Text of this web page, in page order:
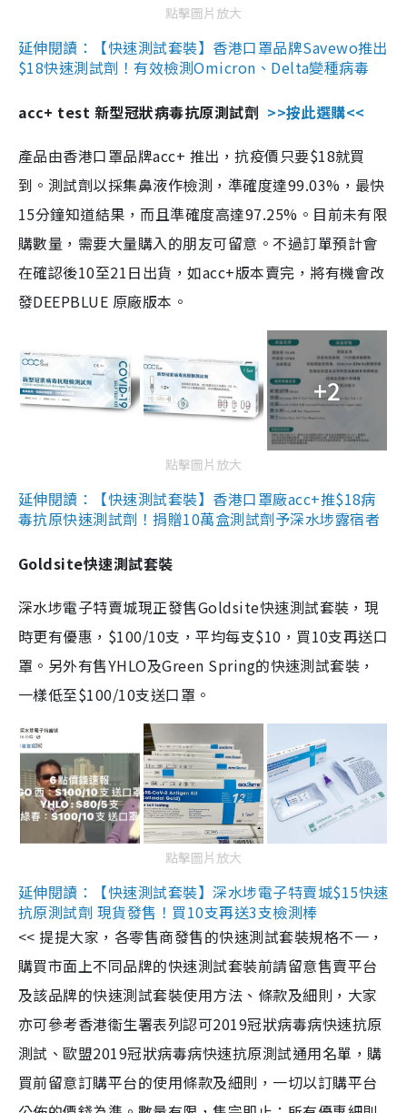
點擊圖片放大
延伸閱讀：【快速測試套裝】香港口罩品牌Savewo推出
$18快速測試劑！有效檢測Omicron、Delta變種病毒
acc+ test 新型冠狀病毒抗原測試劑 >>按此選購<<
產品由香港口罩品牌acc+ 推出，抗疫價只要$18就買
到。測試劑以採集鼻液作檢測，準確度達99.03%，最快
15分鐘知道結果，而且準確度高達97.25%。目前未有限
購數量，需要大量購入的朋友可留意。不過訂單預計會
在確認後10至21日出貨，如acc+版本賣完，將有機會改
發DEEPBLUE 原廠版本。
+2
點擊圖片放大
延伸閱讀：【快速測試套裝】香港口罩廠acc+推$18病
毒抗原快速測試劑！捐贈10萬盒測試劑予深水埗露宿者
Goldsite快速測試套裝
深水埗電子特賣城現正發售Goldsite快速測試套裝，現
時更有優惠，$100/10支，平均每支$10，買10支再送口
罩。另外有售YHLO及Green Spring的快速測試套裝，
一樣低至$100/10支送口罩。
點擊圖片放大
延伸閱讀：【快速測試套裝】深水埗電子特賣城$15快速
抗原測試劑 現貨發售！買10支再送3支檢測棒
<< 提提大家，各零售商發售的快速測試套裝規格不一，
購買市面上不同品牌的快速測試套裝前請留意售賣平台
及該品牌的快速測試套裝使用方法、條款及細則，大家
亦可參考香港衞生署表列認可2019冠狀病毒病快速抗原
測試、歐盟2019冠狀病毒病快速抗原測試通用名單，購
買前留意訂購平台的使用條款及細則，一切以訂購平台